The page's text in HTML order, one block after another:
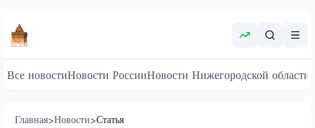
Все новостиНовости РоссииНовости Нижегородской области
Главная>Новости>Статья